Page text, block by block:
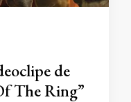
de
The Ring”